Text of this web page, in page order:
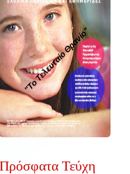
"Το Τελευταίο Θρανίο"
Πρόσφατα Τεύχη